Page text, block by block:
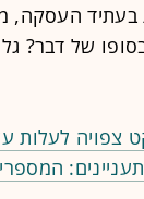
בעתיד העסקה,
של דבר?
צפויה לעלות